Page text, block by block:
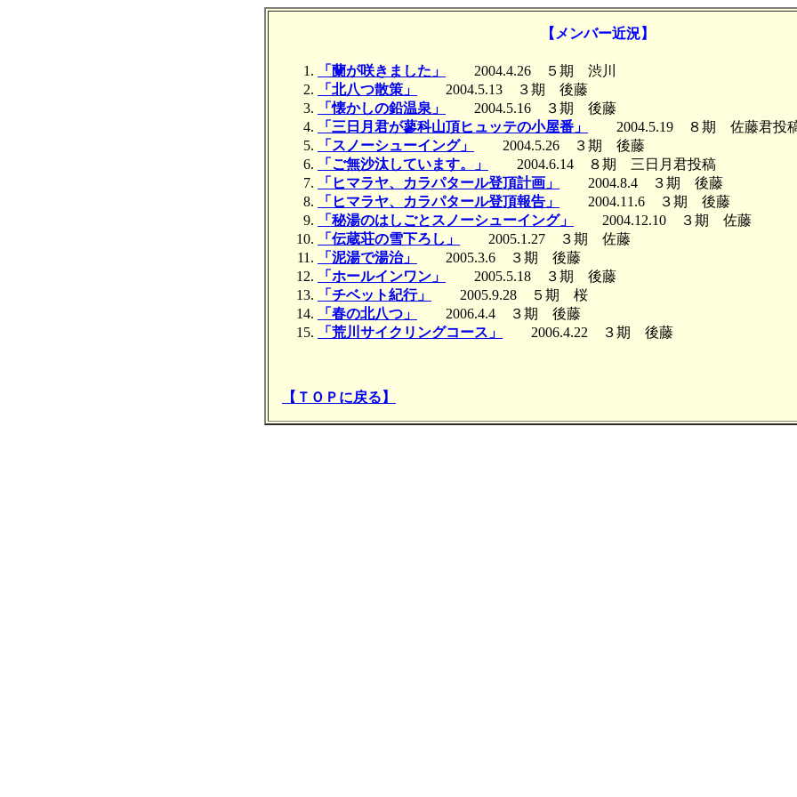
【メンバー近況】
「蘭が咲きました」
2004.4.26 ５期 渋川
「北八つ散策」
2004.5.13 ３期 後藤
「懐かしの鉛温泉」
2004.5.16 ３期 後藤
「三日月君が蓼科山頂ヒュッテの小屋番」
2004.5.19 ８期 佐藤君投
「スノーシューイング」
2004.5.26 ３期 後藤
「ご無沙汰しています。」
2004.6.14 ８期 三日月君投稿
「ヒマラヤ、カラパタール登頂計画」
2004.8.4 ３期 後藤
「ヒマラヤ、カラパタール登頂報告」
2004.11.6 ３期 後藤
「秘湯のはしごとスノーシューイング」
2004.12.10 ３期 佐藤
「伝蔵荘の雪下ろし」
2005.1.27 ３期 佐藤
「泥湯で湯治」
2005.3.6 ３期 後藤
「ホールインワン」
2005.5.18 ３期 後藤
「チベット紀行」
2005.9.28 ５期 桜
「春の北八つ」
2006.4.4 ３期 後藤
「荒川サイクリングコース」
2006.4.22 ３期 後藤
【ＴＯＰに戻る】